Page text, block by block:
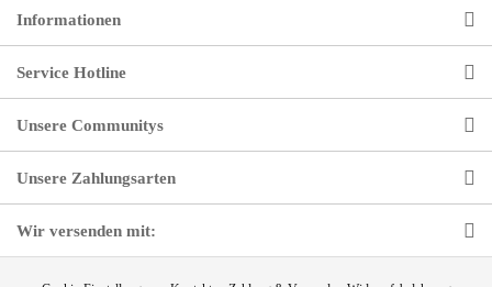
Informationen
Service Hotline
Unsere Communitys
Unsere Zahlungsarten
Wir versenden mit: